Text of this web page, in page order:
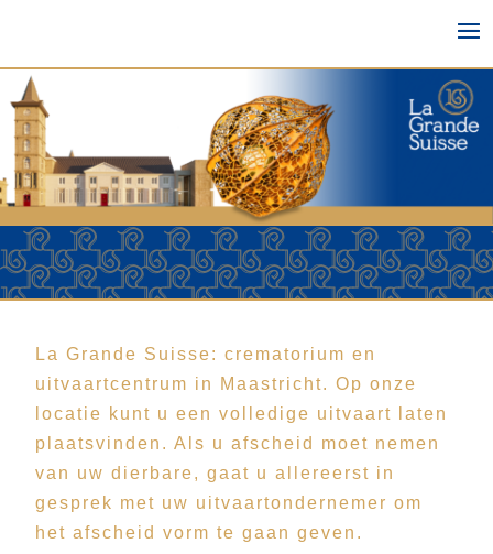
La Grande Suisse: crematorium en
uitvaartcentrum in Maastricht. Op onze
locatie kunt u een volledige uitvaart laten
plaatsvinden. Als u afscheid moet nemen
van uw dierbare, gaat u allereerst in
gesprek met uw uitvaartondernemer om
het afscheid vorm te gaan geven.